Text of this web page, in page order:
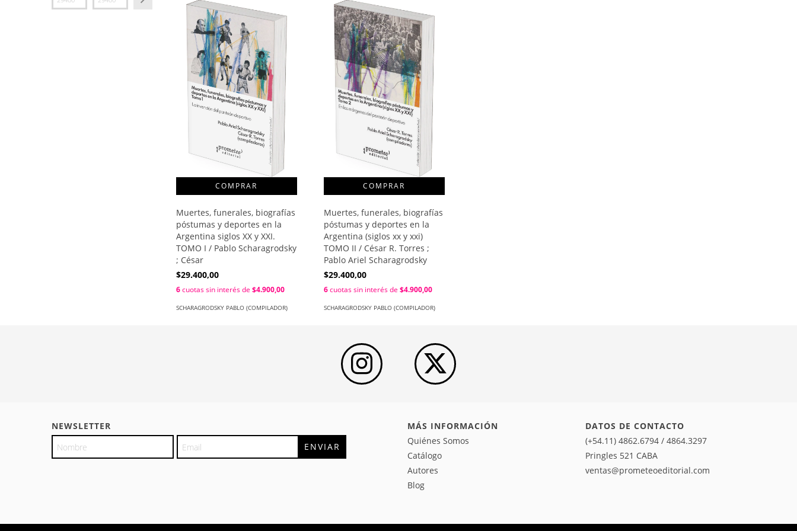
Muertes, funerales, biografías
póstumas y deportes en la
Argentina siglos XX y XXI.
TOMO I / Pablo Scharagrodsky
; César
$29.400,00
6cuotas sin interés de $4.900,00
SCHARAGRODSKY PABLO (COMPILADOR)
Muertes, funerales, biografías
póstumas y deportes en la
Argentina (siglos xx y xxi)
TOMO II / César R. Torres ;
Pablo Ariel Scharagrodsky
$29.400,00
6cuotas sin interés de $4.900,00
SCHARAGRODSKY PABLO (COMPILADOR)
NEWSLETTER
MÁS INFORMACIÓN
Quiénes Somos
Catálogo
Autores
Blog
DATOS DE CONTACTO
(+54.11) 4862.6794 / 4864.3297
Pringles 521 CABA
ventas@prometeoeditorial.com